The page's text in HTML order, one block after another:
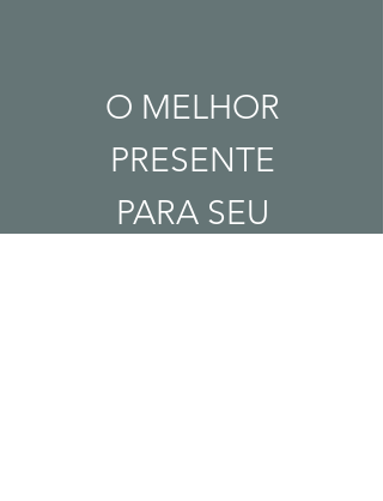
O MELHOR
PRESENTE
PARA SEU